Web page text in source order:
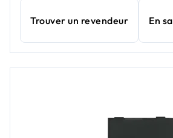
Trouver un revendeur En